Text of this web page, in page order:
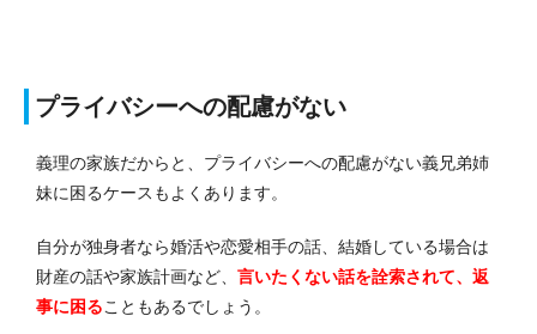
プライバシーへの配慮がない
義理の家族だからと、プライバシーへの配慮がない義兄弟姉
妹に困るケースもよくあります。
自分が独身者なら婚活や恋愛相手の話、結婚している場合は
財産の話や家族計画など、 言いたくない話を詮索されて、返
事に困ることもあるでしょう。